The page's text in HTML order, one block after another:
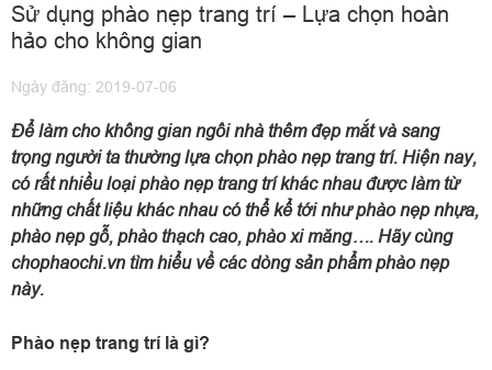
Sử dụng phào nẹp trang trí – Lựa chọn hoàn
hảo cho không gian
Ngày đăng: 2019-07-06
Để làm cho không gian ngôi nhà thêm đẹp mắt và sang
trọng người ta thường lựa chọn phào nẹp trang trí. Hiện nay,
có rất nhiều loại phào nẹp trang trí khác nhau được làm từ
những chất liệu khác nhau có thể kể tới như phào nẹp nhựa,
phào nẹp gỗ, phào thạch cao, phào xi măng…. Hãy cùng
chophaochi.vn tìm hiểu về các dòng sản phẩm phào nẹp
này.
Phào nẹp trang trí là gì?